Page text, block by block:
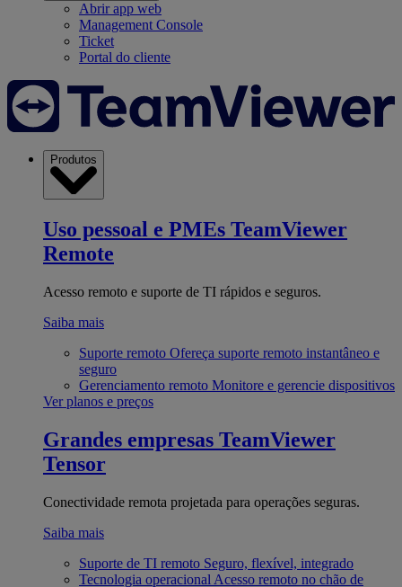
Abrir app web
Management Console
Ticket
Portal do cliente
Produtos
Uso pessoal e PMEs TeamViewer
Remote
Acesso remoto e suporte de TI rápidos e seguros.
Saiba mais
Suporte remoto Ofereça suporte remoto instantâneo e
seguro
Gerenciamento remoto Monitore e gerencie dispositivos
Ver planos e preços
Grandes empresas TeamViewer
Tensor
Conectividade remota projetada para operações seguras.
Saiba mais
Suporte de TI remoto Seguro, flexível, integrado
Tecnologia operacional Acesso remoto no chão de